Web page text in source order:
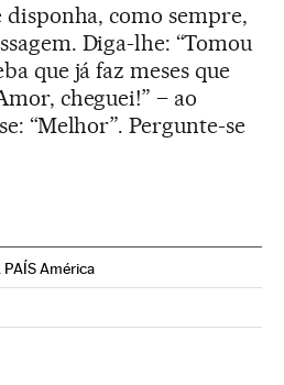
disponha, como sempre,
Diga-lhe: “Tomou
que já faz meses que
cheguei!” – ao
“Melhor”. Pergunte-se
América
Twitter
en Instagram
Brasil en Facebook